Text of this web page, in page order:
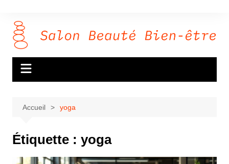
contenu
Accueil yoga
Étiquette : yoga